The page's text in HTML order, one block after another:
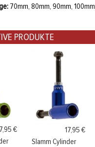
70mm, 80mm, 90mm, 100mm
PRODUKTE
€
17,95 €
Slamm Cylinder